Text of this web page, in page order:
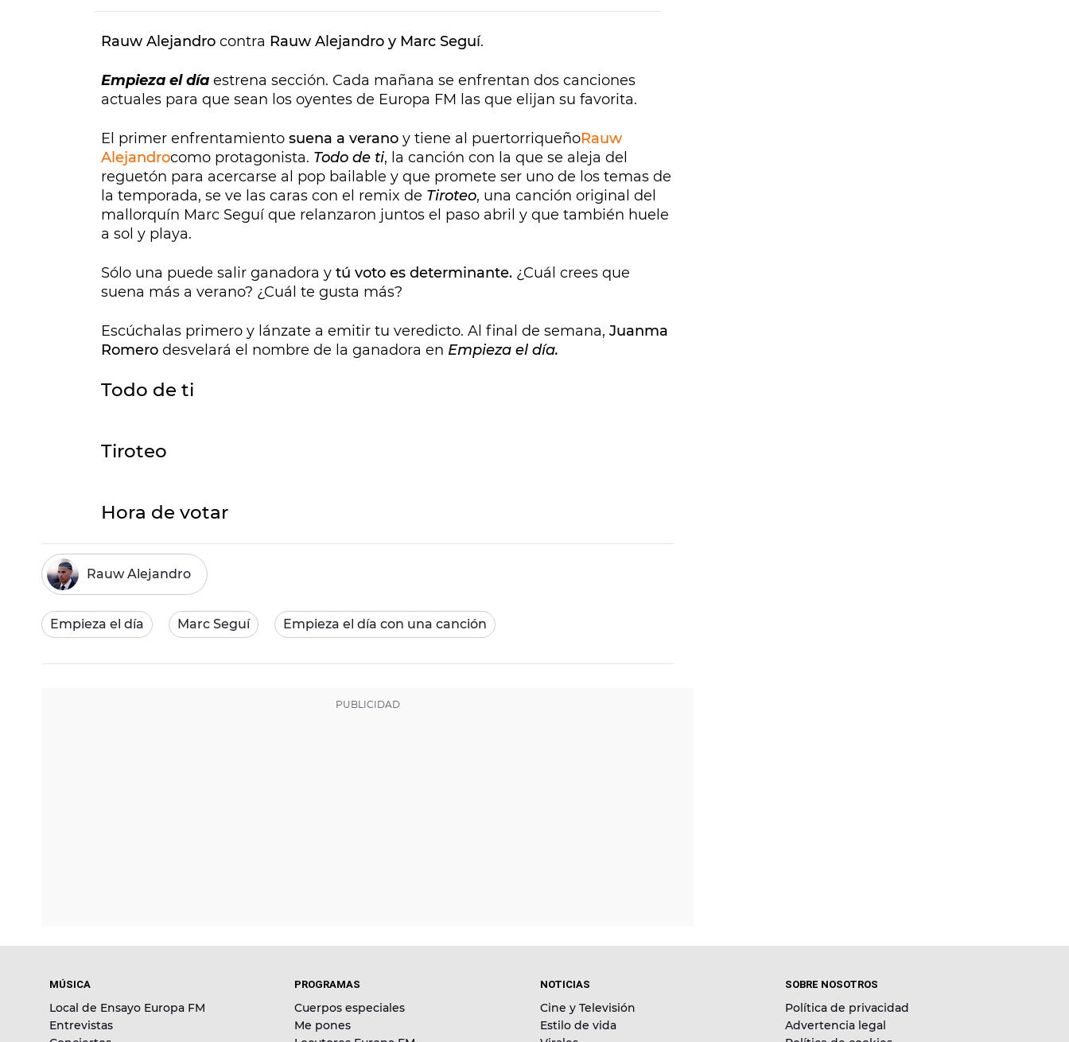
Rauw Alejandro contra Rauw Alejandro y Marc Seguí.
Empieza el día estrena sección. Cada mañana se enfrentan dos canciones
actuales para que sean los oyentes de Europa FM las que elijan su favorita.
El primer enfrentamiento suena a verano y tiene al puertorriqueñoRauw
Alejandrocomo protagonista. Todo de ti, la canción con la que se aleja del
reguetón para acercarse al pop bailable y que promete ser uno de los temas de
la temporada, se ve las caras con el remix de Tiroteo, una canción original del
mallorquín Marc Seguí que relanzaron juntos el paso abril y que también huele
a sol y playa.
Sólo una puede salir ganadora y tú voto es determinante. ¿Cuál crees que
suena más a verano? ¿Cuál te gusta más?
Escúchalas primero y lánzate a emitir tu veredicto. Al final de semana, Juanma
Romero desvelará el nombre de la ganadora en Empieza el día.
Todo de ti
Tiroteo
Hora de votar
Rauw Alejandro
Empieza el día Marc Seguí Empieza el día con una canción
MÚSICA
Local de Ensayo Europa FM
Entrevistas
PROGRAMAS
Cuerpos especiales
Me pones
NOTICIAS
Cine y Televisión
Estilo de vida
SOBRE NOSOTROS
Política de privacidad
Advertencia legal